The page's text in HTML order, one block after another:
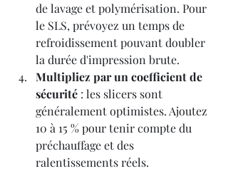
de lavage et polymérisation. Pour
le SLS, prévoyez un temps de
refroidissement pouvant doubler
la durée d'impression brute.
Multipliez par un coefficient de
sécurité : les slicers sont
généralement optimistes. Ajoutez
10 à 15 % pour tenir compte du
préchauffage et des
ralentissements réels.